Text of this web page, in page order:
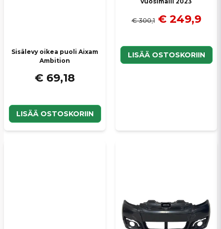
Sisälevy oikea puoli Aixam
Ambition
€ 69,18
LISÄÄ OSTOSKORIIN
€ 300,1 € 249,9
LISÄÄ OSTOSKORIIN